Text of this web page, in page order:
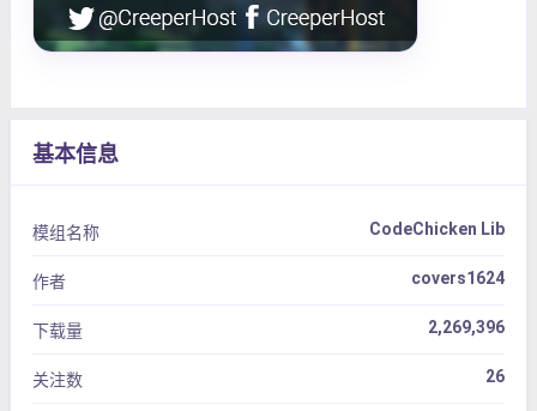
基本信息
模组名称 CodeChicken Lib
作者 covers1624
下载量 2,269,396
关注数 26